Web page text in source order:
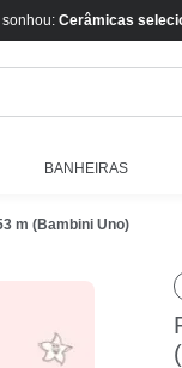
Cerâmicas
BANHEIRAS
m (Bambini Uno)